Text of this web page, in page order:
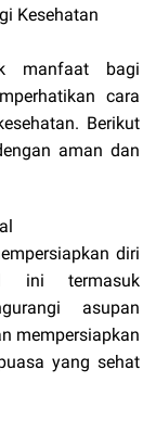
Kesehatan
manfaat bagi
cara
Berikut
aman dan
diri
ini termasuk
asupan
mempersiapkan
yang sehat